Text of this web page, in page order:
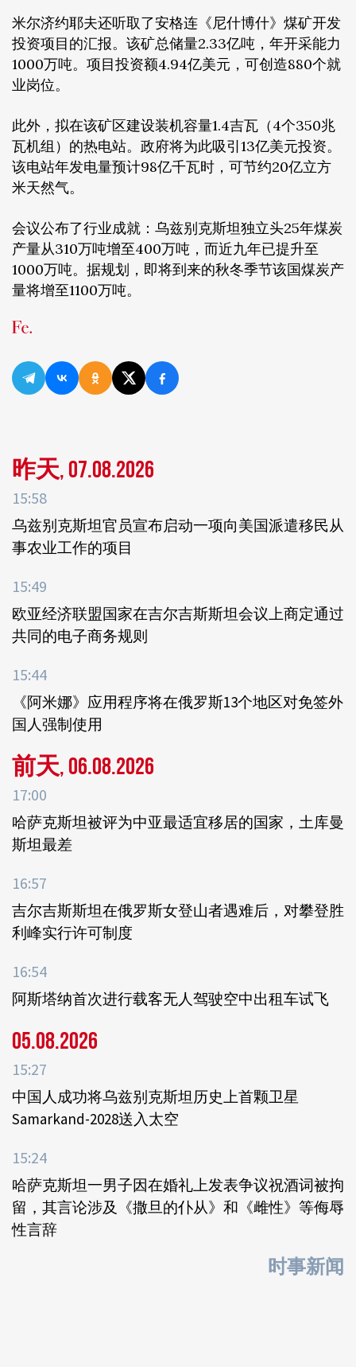
米尔济约耶夫还听取了安格连《尼什博什》煤矿开发
投资项目的汇报。该矿总储量2.33亿吨，年开采能力
1000万吨。项目投资额4.94亿美元，可创造880个就
业岗位。
此外，拟在该矿区建设装机容量1.4吉瓦（4个350兆
瓦机组）的热电站。政府将为此吸引13亿美元投资。
该电站年发电量预计98亿千瓦时，可节约20亿立方
米天然气。
会议公布了行业成就：乌兹别克斯坦独立头25年煤炭
产量从310万吨增至400万吨，而近九年已提升至
1000万吨。据规划，即将到来的秋冬季节该国煤炭产
量将增至1100万吨。
昨天, 07.08.2026
15:58
乌兹别克斯坦官员宣布启动一项向美国派遣移民从
事农业工作的项目
15:49
欧亚经济联盟国家在吉尔吉斯斯坦会议上商定通过
共同的电子商务规则
15:44
《阿米娜》应用程序将在俄罗斯13个地区对免签外
国人强制使用
前天, 06.08.2026
17:00
哈萨克斯坦被评为中亚最适宜移居的国家，土库曼
斯坦最差
16:57
吉尔吉斯斯坦在俄罗斯女登山者遇难后，对攀登胜
利峰实行许可制度
16:54
阿斯塔纳首次进行载客无人驾驶空中出租车试飞
05.08.2026
15:27
中国人成功将乌兹别克斯坦历史上首颗卫星
Samarkand-2028送入太空
15:24
哈萨克斯坦一男子因在婚礼上发表争议祝酒词被拘
留，其言论涉及《撒旦的仆从》和《雌性》等侮辱
性言辞
时事新闻